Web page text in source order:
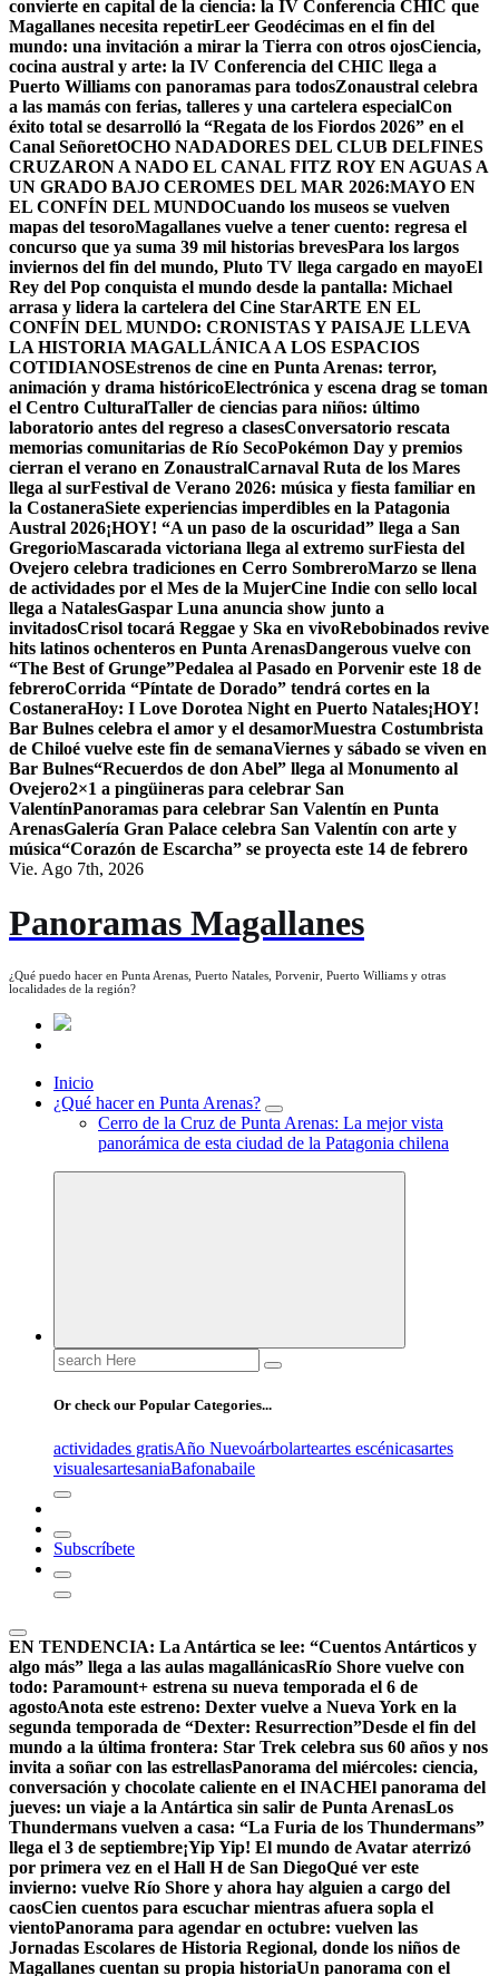
convierte en capital de la ciencia: la IV Conferencia CHIC que
Magallanes necesita repetirLeer Geodécimas en el fin del
mundo: una invitación a mirar la Tierra con otros ojosCiencia,
cocina austral y arte: la IV Conferencia del CHIC llega a
Puerto Williams con panoramas para todosZonaustral celebra
a las mamás con ferias, talleres y una cartelera especialCon
éxito total se desarrolló la “Regata de los Fiordos 2026” en el
Canal SeñoretOCHO NADADORES DEL CLUB DELFINES
CRUZARON A NADO EL CANAL FITZ ROY EN AGUAS A
UN GRADO BAJO CEROMES DEL MAR 2026:MAYO EN
EL CONFÍN DEL MUNDOCuando los museos se vuelven
mapas del tesoroMagallanes vuelve a tener cuento: regresa el
concurso que ya suma 39 mil historias brevesPara los largos
inviernos del fin del mundo, Pluto TV llega cargado en mayoEl
Rey del Pop conquista el mundo desde la pantalla: Michael
arrasa y lidera la cartelera del Cine StarARTE EN EL
CONFÍN DEL MUNDO: CRONISTAS Y PAISAJE LLEVA
LA HISTORIA MAGALLÁNICA A LOS ESPACIOS
COTIDIANOSEstrenos de cine en Punta Arenas: terror,
animación y drama históricoElectrónica y escena drag se toman
el Centro CulturalTaller de ciencias para niños: último
laboratorio antes del regreso a clasesConversatorio rescata
memorias comunitarias de Río SecoPokémon Day y premios
cierran el verano en ZonaustralCarnaval Ruta de los Mares
llega al surFestival de Verano 2026: música y fiesta familiar en
la CostaneraSiete experiencias imperdibles en la Patagonia
Austral 2026¡HOY! “A un paso de la oscuridad” llega a San
GregorioMascarada victoriana llega al extremo surFiesta del
Ovejero celebra tradiciones en Cerro SombreroMarzo se llena
de actividades por el Mes de la MujerCine Indie con sello local
llega a NatalesGaspar Luna anuncia show junto a
invitadosCrisol tocará Reggae y Ska en vivoRebobinados revive
hits latinos ochenteros en Punta ArenasDangerous vuelve con
“The Best of Grunge”Pedalea al Pasado en Porvenir este 18 de
febreroCorrida “Píntate de Dorado” tendrá cortes en la
CostaneraHoy: I Love Dorotea Night en Puerto Natales¡HOY!
Bar Bulnes celebra el amor y el desamorMuestra Costumbrista
de Chiloé vuelve este fin de semanaViernes y sábado se viven en
Bar Bulnes“Recuerdos de don Abel” llega al Monumento al
Ovejero2×1 a pingüineras para celebrar San
ValentínPanoramas para celebrar San Valentín en Punta
ArenasGalería Gran Palace celebra San Valentín con arte y
música“Corazón de Escarcha” se proyecta este 14 de febrero
Vie. Ago 7th, 2026
Panoramas Magallanes
¿Qué puedo hacer en Punta Arenas, Puerto Natales, Porvenir, Puerto Williams y otras
localidades de la región?
Inicio
¿Qué hacer en Punta Arenas?
Cerro de la Cruz de Punta Arenas: La mejor vista
panorámica de esta ciudad de la Patagonia chilena
Search
for:
Or check our Popular Categories...
actividades gratisAño Nuevoárbolarteartes escénicasartes
visualesartesaniaBafonabaile
Subscríbete
EN TENDENCIA: La Antártica se lee: “Cuentos Antárticos y
algo más” llega a las aulas magallánicasRío Shore vuelve con
todo: Paramount+ estrena su nueva temporada el 6 de
agostoAnota este estreno: Dexter vuelve a Nueva York en la
segunda temporada de “Dexter: Resurrection”Desde el fin del
mundo a la última frontera: Star Trek celebra sus 60 años y nos
invita a soñar con las estrellasPanorama del miércoles: ciencia,
conversación y chocolate caliente en el INACHEl panorama del
jueves: un viaje a la Antártica sin salir de Punta ArenasLos
Thundermans vuelven a casa: “La Furia de los Thundermans”
llega el 3 de septiembre¡Yip Yip! El mundo de Avatar aterrizó
por primera vez en el Hall H de San DiegoQué ver este
invierno: vuelve Río Shore y ahora hay alguien a cargo del
caosCien cuentos para escuchar mientras afuera sopla el
vientoPanorama para agendar en octubre: vuelven las
Jornadas Escolares de Historia Regional, donde los niños de
Magallanes cuentan su propia historiaUn panorama con el